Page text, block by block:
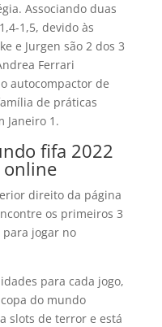
Associando duas
1,5, devido às
e Jurgen são 2 dos 3
Ferrari
autocompactor de
de práticas
Janeiro 1.
fifa 2022
online
direito da página
os primeiros 3
para jogar no
para cada jogo,
do mundo
slots de terror e está